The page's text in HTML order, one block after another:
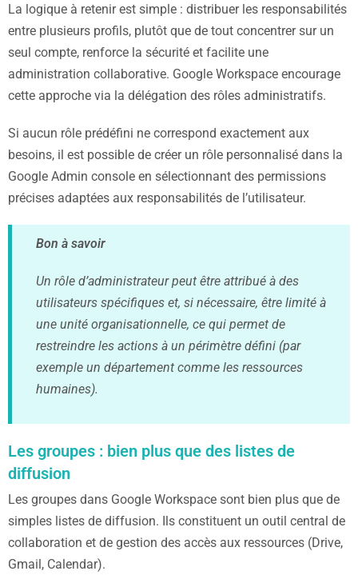
La logique à retenir est simple : distribuer les responsabilités
entre plusieurs profils, plutôt que de tout concentrer sur un
seul compte, renforce la sécurité et facilite une
administration collaborative. Google Workspace encourage
cette approche via la délégation des rôles administratifs.
Si aucun rôle prédéfini ne correspond exactement aux
besoins, il est possible de créer un rôle personnalisé dans la
Google Admin console en sélectionnant des permissions
précises adaptées aux responsabilités de l’utilisateur.
Bon à savoir
Un rôle d’administrateur peut être attribué à des
utilisateurs spécifiques et, si nécessaire, être limité à
une unité organisationnelle, ce qui permet de
restreindre les actions à un périmètre défini (par
exemple un département comme les ressources
humaines).
Les groupes : bien plus que des listes de
diffusion
Les groupes dans Google Workspace sont bien plus que de
simples listes de diffusion. Ils constituent un outil central de
collaboration et de gestion des accès aux ressources (Drive,
Gmail, Calendar).